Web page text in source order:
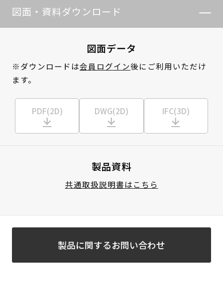
図面・資料ダウンロード
図面データ
※ダウンロードは会員ログイン後にご利用いただけ
ます。
PDF(2D) DWG(2D) IFC(3D)
製品資料
共通取扱説明書はこちら
製品に関するお問い合わせ